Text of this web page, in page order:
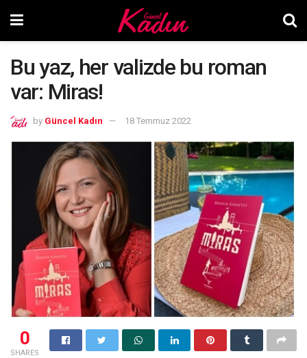
Bu yaz, her valizde bu roman
var: Miras!
by Güncel Kadın 18 Temmuz 2022
0
SHARES